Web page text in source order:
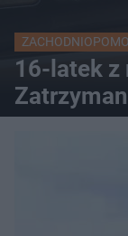
16-latek z